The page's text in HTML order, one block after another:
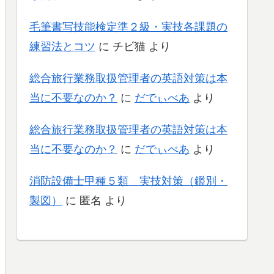
毛筆書写技能検定準２級・実技各課題の
練習法とコツ に チビ猫 より
総合旅行業務取扱管理者の英語対策は本
当に不要なのか？ に だでぃべあ より
総合旅行業務取扱管理者の英語対策は本
当に不要なのか？ に だでぃべあ より
消防設備士甲種５類 実技対策（鑑別・
製図）
に 匿名 より